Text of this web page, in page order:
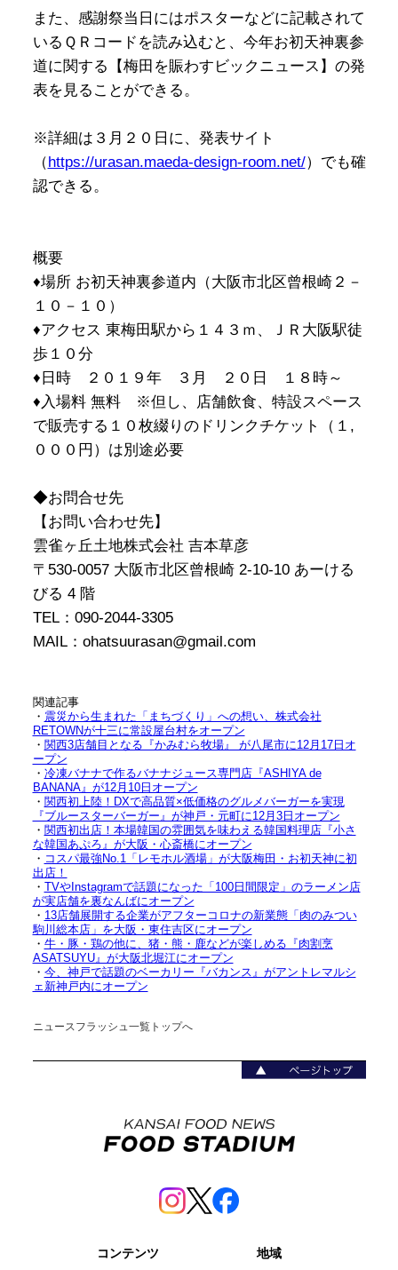
また、感謝祭当日にはポスターなどに記載されて
いるＱＲコードを読み込むと、今年お初天神裏参
道に関する【梅田を賑わすビックニュース】の発
表を見ることができる。
※詳細は３月２０日に、発表サイト
（https://urasan.maeda-design-room.net/）でも確
認できる。
概要
♦場所 お初天神裏参道内（大阪市北区曾根崎２－
１０－１０）
♦アクセス 東梅田駅から１４３ｍ、ＪＲ大阪駅徒
歩１０分
♦日時 ２０１９年 ３月 ２０日 １８時～
♦入場料 無料 ※但し、店舗飲食、特設スペース
で販売する１０枚綴りのドリンクチケット（１,
０００円）は別途必要
◆お問合せ先
【お問い合わせ先】
雲雀ヶ丘土地株式会社 吉本草彦
〒530-0057 大阪市北区曾根崎 2-10-10 あーける
びる 4 階
TEL：090-2044-3305
MAIL：ohatsuurasan@gmail.com
関連記事
・ 震災から生まれた「まちづくり」への想い、株式会社
RETOWNが十三に常設屋台村をオープン
・ 関西3店舗目となる『かみむら牧場』 が八尾市に12月17日オ
ープン
・ 冷凍バナナで作るバナナジュース専門店『ASHIYA de
BANANA』が12月10日オープン
・ 関西初上陸！DXで高品質×低価格のグルメバーガーを実現
『ブルースターバーガー』が神戸・元町に12月3日オープン
・ 関西初出店！本場韓国の雰囲気を味わえる韓国料理店『小さ
な韓国あぷろ』が大阪・心斎橋にオープン
・ コスパ最強No.1「レモホル酒場」が大阪梅田・お初天神に初
出店！
・ TVやInstagramで話題になった「100日間限定」のラーメン店
が実店舗を裏なんばにオープン
・ 13店舗展開する企業がアフターコロナの新業態「肉のみつい
駒川総本店」を大阪・東住吉区にオープン
・ 牛・豚・鶏の他に、猪・熊・鹿などが楽しめる『肉割烹
ASATSUYU』が大阪北堀江にオープン
・ 今、神戸で話題のベーカリー『バカンス』がアントレマルシ
ェ新神戸内にオープン
ニュースフラッシュ一覧トップへ
コンテンツ 地域